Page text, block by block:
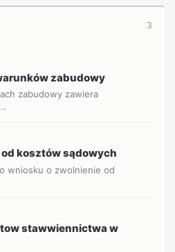
3
zabudowy
zabudowy zawiera
kosztów sądowych
wniosku o zwolnienie od
stawwiennictwa w